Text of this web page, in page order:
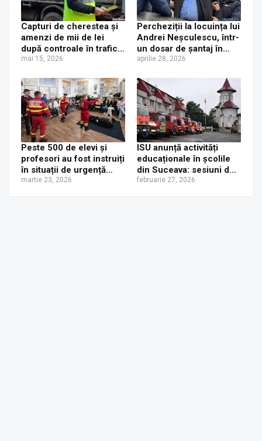
Capturi de cherestea și
amenzi de mii de lei
după controale în trafic
la Bilca, Putna și
mai 15, 2026
Percheziții la locuința lui
Andrei Neșculescu, într-
un dosar de șantaj în
formă continuată
aprilie 28, 2026
Peste 500 de elevi și
profesori au fost instruiți
în situații de urgență
printr-un proiect al ISU
martie 23, 2026
ISU anunță activități
educaționale în școlile
din Suceava: sesiuni de
prevenire a dezastrelor
februarie 27, 2026